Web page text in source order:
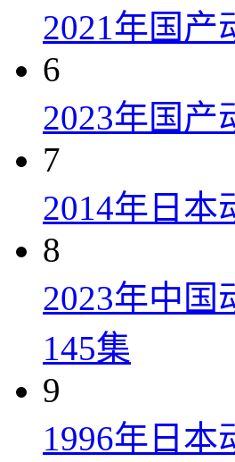
2021年国产
6
2023年国产
7
2014年日本
8
2023年中国
145集
9
1996年日本